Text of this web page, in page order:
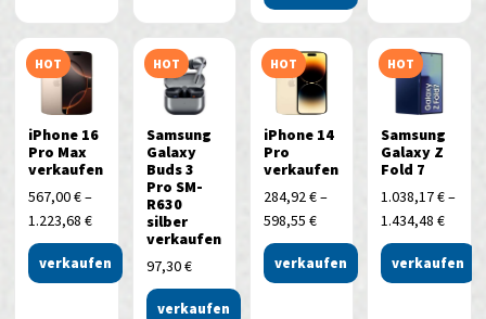
HOT
iPhone 16
Pro Max
verkaufen
567,00€–
1.223,68€
verkaufen
HOT
Samsung
Galaxy
Buds 3
Pro SM-
R630
silber
verkaufen
97,30€
verkaufen
HOT
iPhone 14
Pro
verkaufen
284,92 €–
598,55 €
verkaufen
HOT
Samsung
Galaxy Z
Fold 7
1.038,17€–
1.434,48€
verkaufen